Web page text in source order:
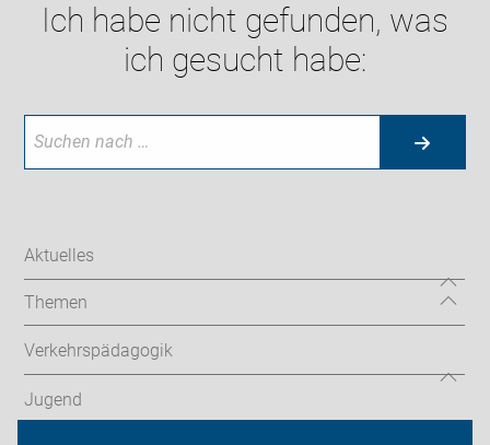
Ich habe nicht gefunden, was
ich gesucht habe:
Aktuelles
Themen
Verkehrspädagogik
Jugend